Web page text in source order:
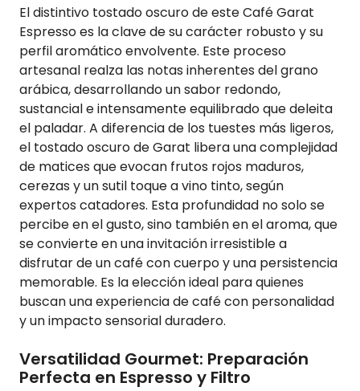
El distintivo tostado oscuro de este Café Garat
Espresso es la clave de su carácter robusto y su
perfil aromático envolvente. Este proceso
artesanal realza las notas inherentes del grano
arábica, desarrollando un sabor redondo,
sustancial e intensamente equilibrado que deleita
el paladar. A diferencia de los tuestes más ligeros,
el tostado oscuro de Garat libera una complejidad
de matices que evocan frutos rojos maduros,
cerezas y un sutil toque a vino tinto, según
expertos catadores. Esta profundidad no solo se
percibe en el gusto, sino también en el aroma, que
se convierte en una invitación irresistible a
disfrutar de un café con cuerpo y una persistencia
memorable. Es la elección ideal para quienes
buscan una experiencia de café con personalidad
y un impacto sensorial duradero.
Versatilidad Gourmet: Preparación
Perfecta en Espresso y Filtro